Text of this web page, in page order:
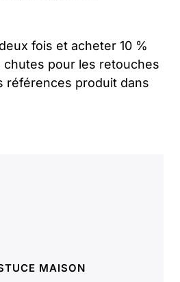
fois et acheter 10 %
chutes pour les retouches
références produit dans
MAISON